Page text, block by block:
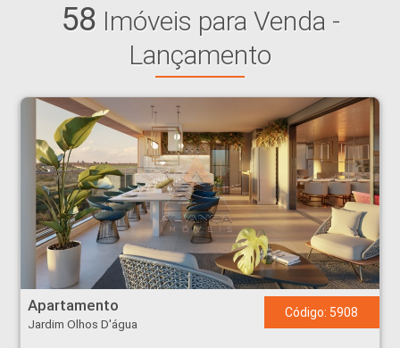
58 Imóveis para Venda -
Lançamento
Apartamento - Jardim Olhos D'água - Ribeirão Preto
Apartamento
Jardim Olhos D'água
Código: 5908